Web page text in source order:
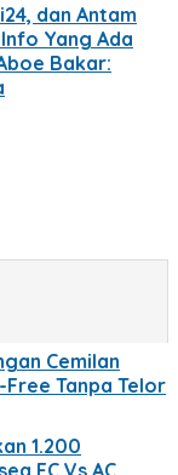
dan Antam
Yang Ada
Bakar:
Cemilan
Tanpa Telor
1.200
FC Vs AC